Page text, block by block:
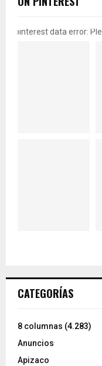
pinterest data error:
CATEGORÍAS
8 columnas (4.283)
Anuncios
Apizaco